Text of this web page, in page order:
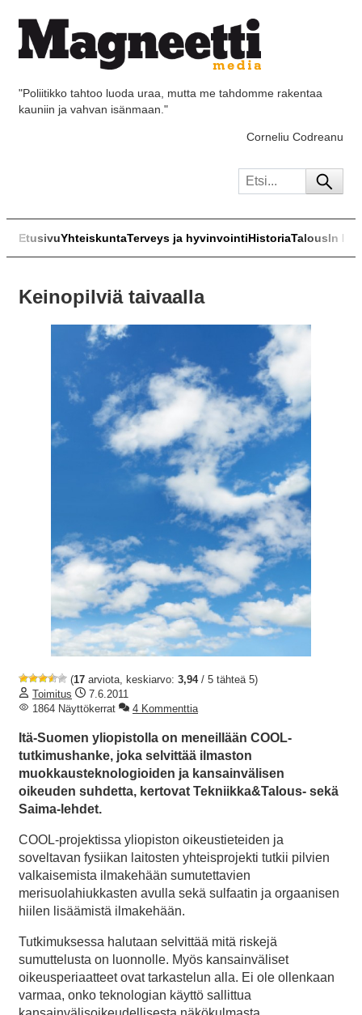
"Poliitikko tahtoo luoda uraa, mutta me tahdomme rakentaa
kauniin ja vahvan isänmaan."
Corneliu Codreanu
EtusivuYhteiskuntaTerveys ja hyvinvointiHistoriaTalousIn
Keinopilviä taivaalla
(17 arviota, keskiarvo: 3,94/ 5 tähteä 5)
Toimitus
7.6.2011
1864 Näyttökerrat
4 Kommenttia
Itä-Suomen yliopistolla on meneillään COOL-
tutkimushanke, joka selvittää ilmaston
muokkausteknologioiden ja kansainvälisen
oikeuden suhdetta, kertovat Tekniikka&Talous- sekä
Saima-lehdet.
COOL-projektissa yliopiston oikeustieteiden ja
soveltavan fysiikan laitosten yhteisprojekti tutkii pilvien
valkaisemista ilmakehään sumutettavien
merisuolahiukkasten avulla sekä sulfaatin ja orgaanisen
hiilen lisäämistä ilmakehään.
Tutkimuksessa halutaan selvittää mitä riskejä
sumuttelusta on luonnolle. Myös kansainväliset
oikeusperiaatteet ovat tarkastelun alla. Ei ole ollenkaan
varmaa, onko teknologian käyttö sallittua